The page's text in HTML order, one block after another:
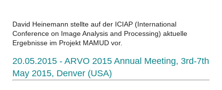
David Heinemann stellte auf der ICIAP (International
Conference on Image Analysis and Processing) aktuelle
Ergebnisse im Projekt MAMUD vor.
20.05.2015 - ARVO 2015 Annual Meeting, 3rd-7th
May 2015, Denver (USA)